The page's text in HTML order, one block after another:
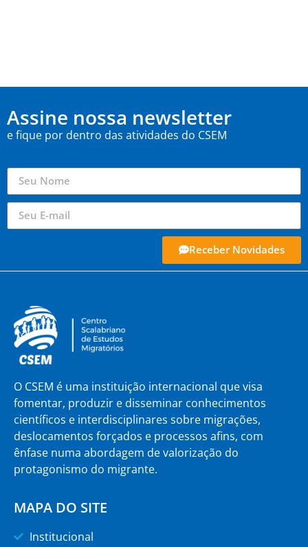
Assine nossa newsletter
e fique por dentro das atividades do CSEM
Receber Novidades
O CSEM é uma instituição internacional que visa
fomentar, produzir e disseminar conhecimentos
científicos e interdisciplinares sobre migrações,
deslocamentos forçados e processos afins, com
ênfase numa abordagem de valorização do
protagonismo do migrante.
MAPA DO SITE
Institucional